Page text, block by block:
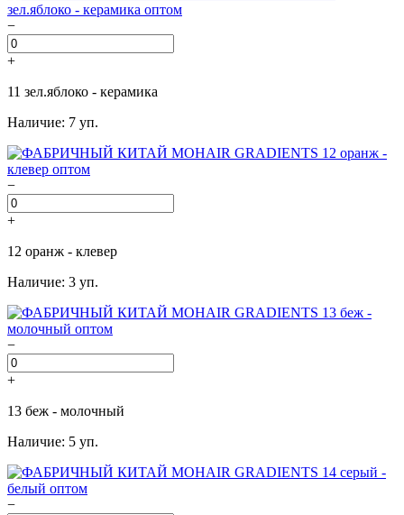
−
+
11 зел.яблоко - керамика
Наличие: 7 уп.
−
+
12 оранж - клевер
Наличие: 3 уп.
−
+
13 беж - молочный
Наличие: 5 уп.
−